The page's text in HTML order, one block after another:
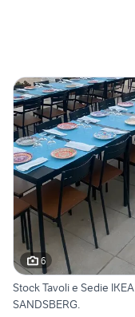
6
Stock Tavoli e Sedie IKEA
SANDSBERG.